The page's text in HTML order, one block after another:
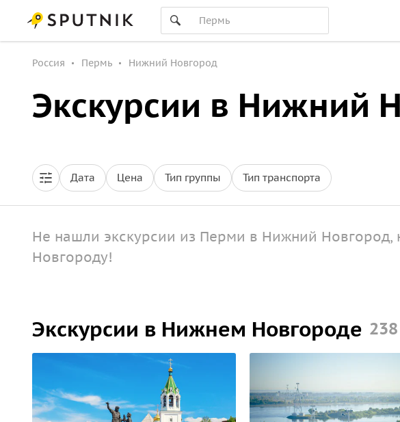
Россия Пермь Нижний Новгород
Экскурсии в Нижний
Дата Цена Тип группы Тип транспорта
Не нашли экскурсии из Перми в Нижний
Новгороду!
Экскурсии в Нижнем Новгороде 238